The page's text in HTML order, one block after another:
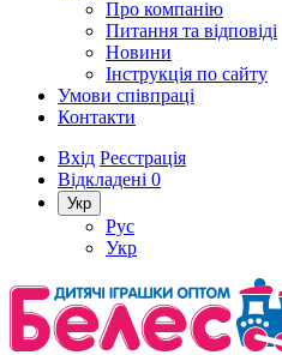
Про компанію
Питання та відповіді
Новини
Інструкція по сайту
Умови співпраці
Контакти
Вхід Реєстрація
Відкладені 0
Укр
Рус
Укр